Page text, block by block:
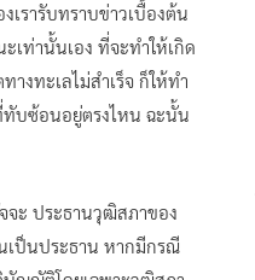
เรารับทราบข่าวเบื้องต้น
เท่านั้นเอง ที่จะทำให้เกิด
งทะเลไม่สำเร็จ ก็ให้ทำ
ทับซ้อนอยู่ตรงไหน ฉะนั้น
ะ ประธานวุฒิสภาของ
เป็นประธาน หากมีกรณี